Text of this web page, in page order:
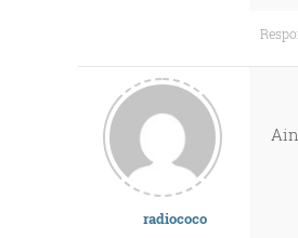
radiococo